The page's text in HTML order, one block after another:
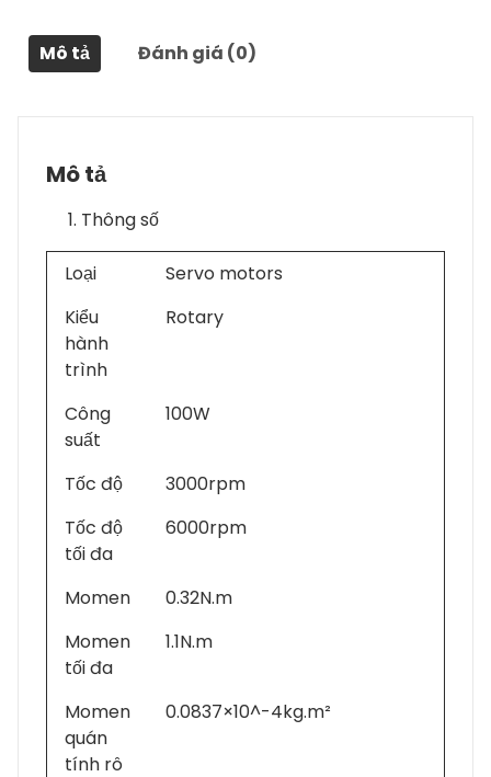
Mô tả Đánh giá (0)
Mô tả
Thông số
Loại
Servo motors
Kiểu
hành
trình
Rotary
Công
suất
100W
Tốc độ
3000rpm
Tốc độ
tối đa
6000rpm
Momen
0.32N.m
Momen
tối đa
1.1N.m
Momen
quán
tính rô
0.0837×10^-4kg.m²